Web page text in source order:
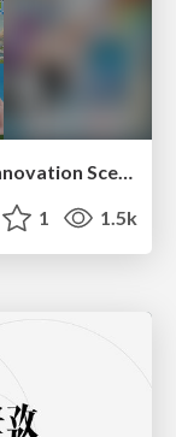
セブンデックス プロジェクト事例 / innovation Scenes
1 1.5k